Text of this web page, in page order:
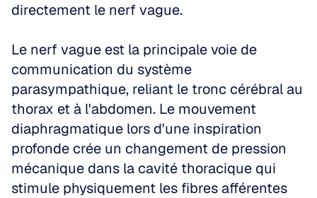
directement le nerf vague.
Le nerf vague est la principale voie de
communication du système
parasympathique, reliant le tronc cérébral au
thorax et à l'abdomen. Le mouvement
diaphragmatique lors d'une inspiration
profonde crée un changement de pression
mécanique dans la cavité thoracique qui
stimule physiquement les fibres afférentes